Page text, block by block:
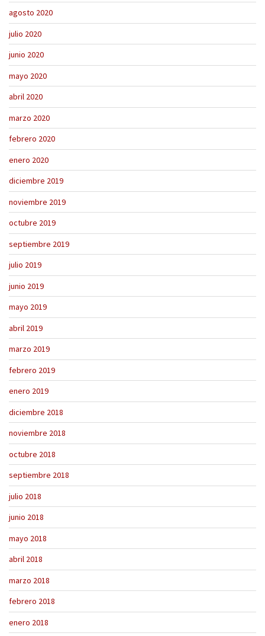
agosto 2020
julio 2020
junio 2020
mayo 2020
abril 2020
marzo 2020
febrero 2020
enero 2020
diciembre 2019
noviembre 2019
octubre 2019
septiembre 2019
julio 2019
junio 2019
mayo 2019
abril 2019
marzo 2019
febrero 2019
enero 2019
diciembre 2018
noviembre 2018
octubre 2018
septiembre 2018
julio 2018
junio 2018
mayo 2018
abril 2018
marzo 2018
febrero 2018
enero 2018